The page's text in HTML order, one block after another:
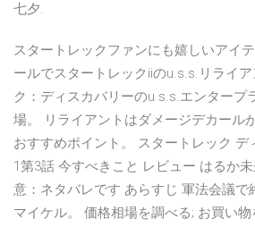
七夕.
スタートレックファンにも嬉しいアイ
ールでスタートレックiiのu.s.s.リライ
ク：ディスカバリーのu.s.s.エンタープ
場。 リライアントはダメージデカール
おすすめポイント。 スタートレック デ
1第3話 今すべきこと レビュー はるか
意：ネタバレです あらすじ 軍法会議で
マイケル。 価格相場を調べる; お買い